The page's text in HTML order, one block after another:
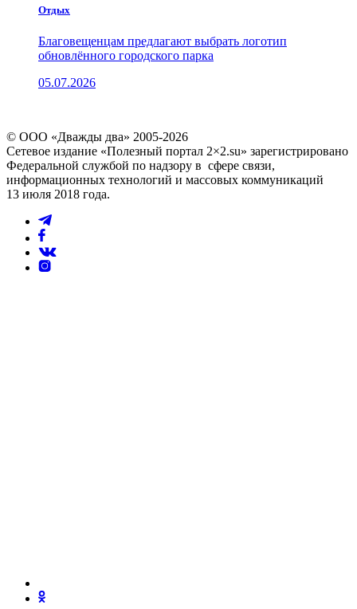
Отдых
Благовещенцам предлагают выбрать логотип
обновлённого городского парка
05.07.2026
© ООО «Дважды два» 2005-2026
Сетевое издание «Полезный портал 2×2.su» зарегистрировано
Федеральной службой по надзору в сфере связи,
информационных технологий и массовых коммуникаций
13 июля 2018 года.